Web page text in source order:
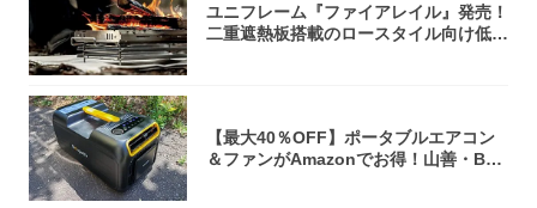
ユニフレーム『ファイアレイル』発売！
二重遮熱板搭載のロースタイル向け低型
【最大40％OFF】ポータブルエアコン
＆ファンがAmazonでお得！山善・Bo